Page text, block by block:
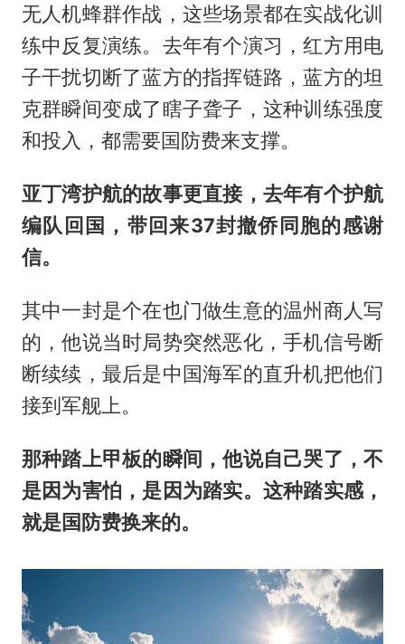
无人机蜂群作战，这些场景都在实战化训
练中反复演练。去年有个演习，红方用电
子干扰切断了蓝方的指挥链路，蓝方的坦
克群瞬间变成了瞎子聋子，这种训练强度
和投入，都需要国防费来支撑。
亚丁湾护航的故事更直接，去年有个护航
编队回国，带回来37封撤侨同胞的感谢
信。
其中一封是个在也门做生意的温州商人写
的，他说当时局势突然恶化，手机信号断
断续续，最后是中国海军的直升机把他们
接到军舰上。
那种踏上甲板的瞬间，他说自己哭了，不
是因为害怕，是因为踏实。这种踏实感，
就是国防费换来的。